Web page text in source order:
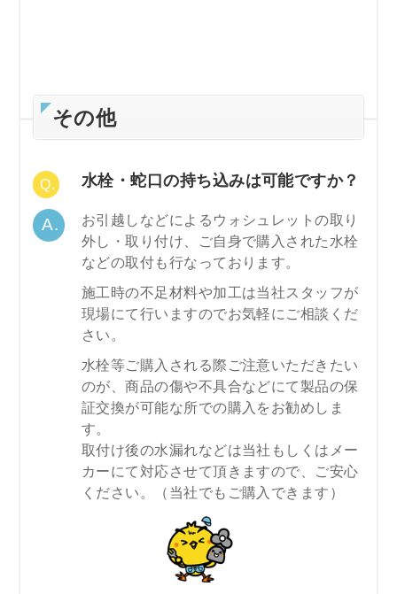
その他
水栓・蛇口の持ち込みは可能ですか？
お引越しなどによるウォシュレットの取り
外し・取り付け、ご自身で購入された水栓
などの取付も行なっております。
施工時の不足材料や加工は当社スタッフが
現場にて行いますのでお気軽にご相談くだ
さい。
水栓等ご購入される際ご注意いただきたい
のが、商品の傷や不具合などにて製品の保
証交換が可能な所での購入をお勧めしま
す。
取付け後の水漏れなどは当社もしくはメー
カーにて対応させて頂きますので、ご安心
ください。（当社でもご購入できます）